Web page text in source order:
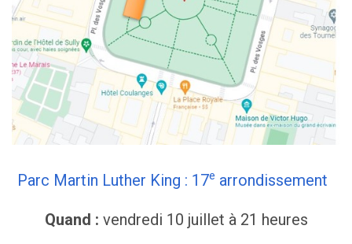
Parc Martin Luther King : 17e arrondissement
Quand : vendredi 10 juillet à 21 heures